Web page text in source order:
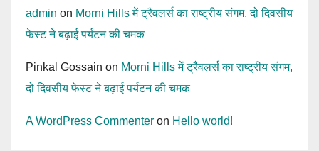
admin on Morni Hills में ट्रैवलर्स का राष्ट्रीय संगम, दो दिवसीय
फेस्ट ने बढ़ाई पर्यटन की चमक
Pinkal Gossain on Morni Hills में ट्रैवलर्स का राष्ट्रीय संगम,
दो दिवसीय फेस्ट ने बढ़ाई पर्यटन की चमक
A WordPress Commenter on Hello world!